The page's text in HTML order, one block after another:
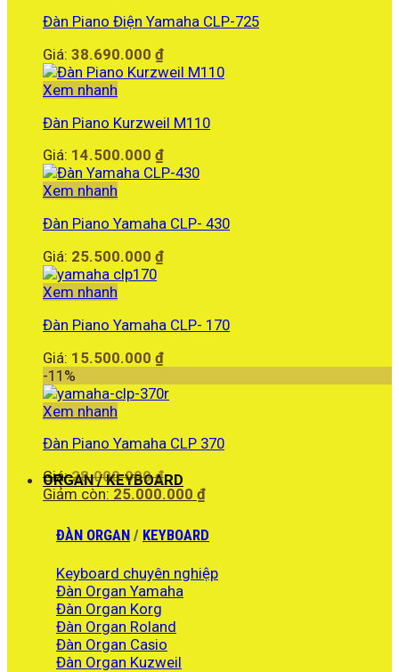
205.000.000 ₫.
Đàn Piano Điện Yamaha CLP-725
Giá: 38.690.000 ₫
Xem nhanh
Đàn Piano Kurzweil M110
Giá: 14.500.000 ₫
Xem nhanh
Đàn Piano Yamaha CLP- 430
Giá: 25.500.000 ₫
Xem nhanh
Đàn Piano Yamaha CLP- 170
Giá: 15.500.000 ₫
-11%
Xem nhanh
Đàn Piano Yamaha CLP 370
Giá:28.000.000₫ Giá
gốc
28.000.000 ₫.
Giảm còn: 25.000.000 ₫Giá
tại
là:
25.000.000 ₫.
ORGAN / KEYBOARD
ĐÀN ORGAN / KEYBOARD
Keyboard chuyên nghiệp
Đàn Organ Yamaha
Đàn Organ Korg
Đàn Organ Roland
Đàn Organ Casio
Đàn Organ Kuzweil